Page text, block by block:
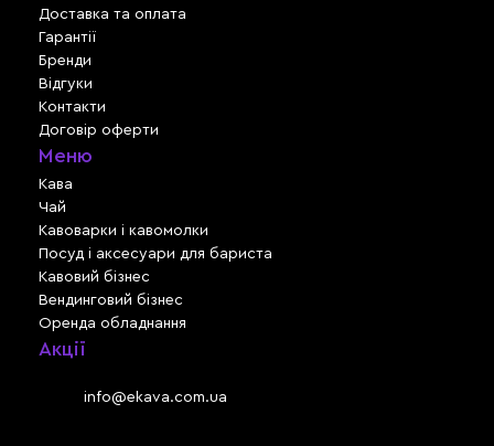
Доставка та оплата
Гарантії
Бренди
Відгуки
Контакти
Договір оферти
Меню
Кава
Чай
Кавоварки і кавомолки
Посуд і аксесуари для бариста
Кавовий бізнес
Вендинговий бізнес
Оренда обладнання
Акції
info@ekava.com.ua